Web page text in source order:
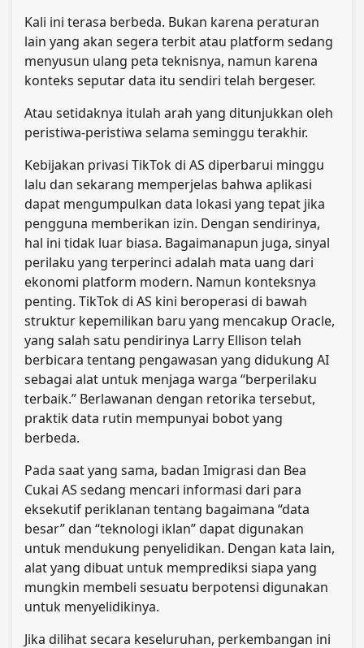
Kali ini terasa berbeda. Bukan karena peraturan
lain yang akan segera terbit atau platform sedang
menyusun ulang peta teknisnya, namun karena
konteks seputar data itu sendiri telah bergeser.
Atau setidaknya itulah arah yang ditunjukkan oleh
peristiwa-peristiwa selama seminggu terakhir.
Kebijakan privasi TikTok di AS diperbarui minggu
lalu dan sekarang memperjelas bahwa aplikasi
dapat mengumpulkan data lokasi yang tepat jika
pengguna memberikan izin. Dengan sendirinya,
hal ini tidak luar biasa. Bagaimanapun juga, sinyal
perilaku yang terperinci adalah mata uang dari
ekonomi platform modern. Namun konteksnya
penting. TikTok di AS kini beroperasi di bawah
struktur kepemilikan baru yang mencakup Oracle,
yang salah satu pendirinya Larry Ellison telah
berbicara tentang pengawasan yang didukung AI
sebagai alat untuk menjaga warga “berperilaku
terbaik.” Berlawanan dengan retorika tersebut,
praktik data rutin mempunyai bobot yang
berbeda.
Pada saat yang sama, badan Imigrasi dan Bea
Cukai AS sedang mencari informasi dari para
eksekutif periklanan tentang bagaimana “data
besar” dan “teknologi iklan” dapat digunakan
untuk mendukung penyelidikan. Dengan kata lain,
alat yang dibuat untuk memprediksi siapa yang
mungkin membeli sesuatu berpotensi digunakan
untuk menyelidikinya.
Jika dilihat secara keseluruhan, perkembangan ini